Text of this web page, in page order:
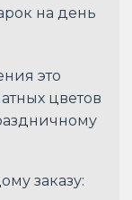
на день
это
цветов
заказу: